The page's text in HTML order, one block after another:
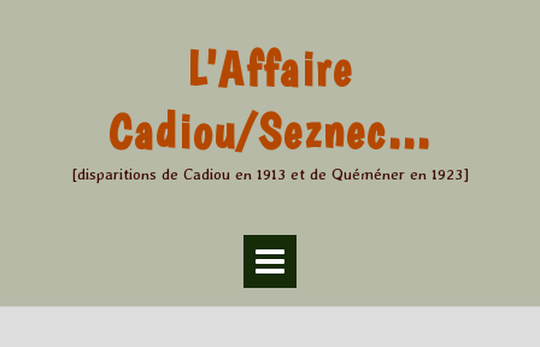
L'Affaire
Cadiou/Seznec…
[disparitions de Cadiou en 1913 et de Quéméner en 1923]